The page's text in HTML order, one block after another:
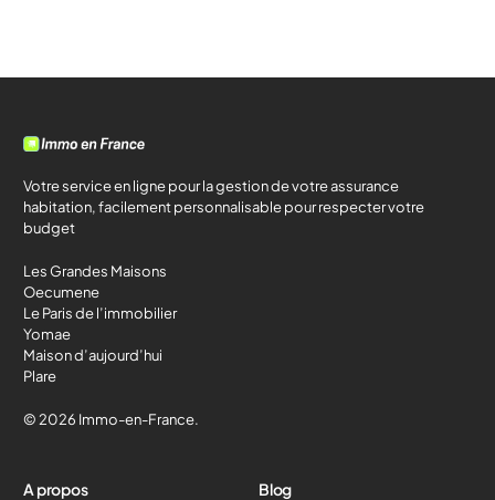
Votre service en ligne pour la gestion de votre assurance
habitation, facilement personnalisable pour respecter votre
budget
Les Grandes Maisons
Oecumene
Le Paris de l’immobilier
Yomae
Maison d’aujourd’hui
Plare
© 2026 Immo-en-France.
A propos Blog